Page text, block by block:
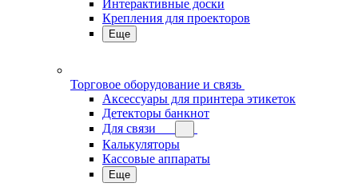
Интерактивные доски
Крепления для проекторов
Еще
Торговое оборудование и связь
Аксессуары для принтера этикеток
Детекторы банкнот
Для связи
Калькуляторы
Кассовые аппараты
Еще